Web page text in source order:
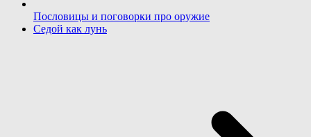
Пословицы и поговорки про оружие
Седой как лунь